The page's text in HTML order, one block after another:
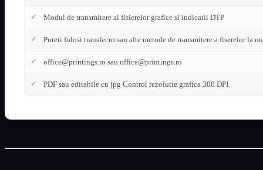
Modul de transmitere al fisierelor grafice si indicatii DTP
Puteti folosi transfer.ro sau alte metode de transmitere a fiserelor la
office@printings.ro sau office@printings.ro
PDF sau editabile cu jpg Control rezolutie grafica 300 DPI